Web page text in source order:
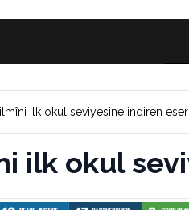
ilk okul seviyesine indiren
ilk okul